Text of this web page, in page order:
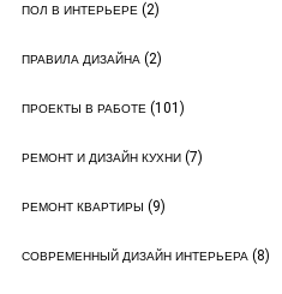
ПОЛ В ИНТЕРЬЕРЕ(2)
ПРАВИЛА ДИЗАЙНА(2)
ПРОЕКТЫ В РАБОТЕ(101)
РЕМОНТ И ДИЗАЙН КУХНИ(7)
РЕМОНТ КВАРТИРЫ (9)
СОВРЕМЕННЫЙ ДИЗАЙН ИНТЕРЬЕРА(8)